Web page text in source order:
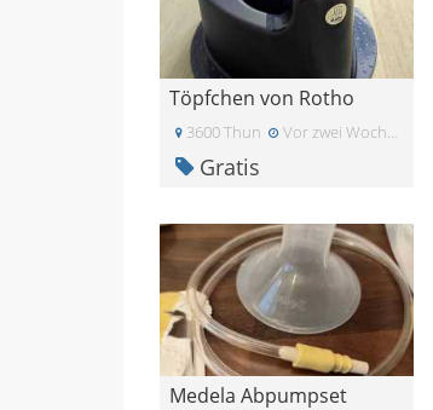
Töpfchen von Rotho
3600 Thun Vor zwei Wochen
Gratis
Medela Abpumpset